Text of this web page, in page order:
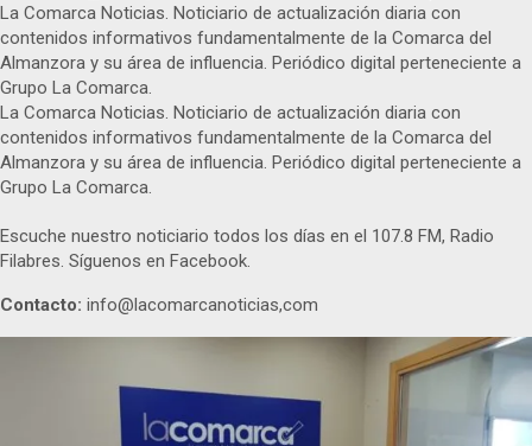
La Comarca Noticias. Noticiario de actualización diaria con
contenidos informativos fundamentalmente de la Comarca del
Almanzora y su área de influencia. Periódico digital perteneciente a
Grupo La Comarca.
La Comarca Noticias. Noticiario de actualización diaria con
contenidos informativos fundamentalmente de la Comarca del
Almanzora y su área de influencia. Periódico digital perteneciente a
Grupo La Comarca.
Escuche nuestro noticiario todos los días en el 107.8 FM, Radio
Filabres. Síguenos en Facebook.
Contacto: info@lacomarcanoticias,com